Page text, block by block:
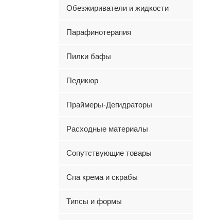
Обезжириватели и жидкости
Парафинотерапия
Пилки бафы
Педикюр
Праймеры-Дегидраторы
Расходные материалы
Сопутствующие товары
Спа крема и скрабы
Типсы и формы